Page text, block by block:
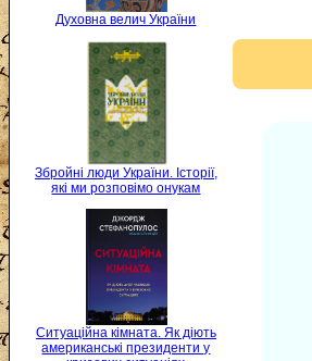
Духовна велич України
Збройні люди України. Історії,
які ми розповімо онукам
Ситуаційна кімната. Як діють
американські президенти у